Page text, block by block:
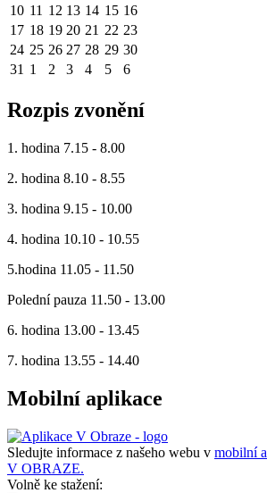
10 11 12 13 14 15 16
17 18 19 20 21 22 23
24 25 26 27 28 29 30
31 1 2 3 4 5 6
Rozpis zvonění
1. hodina 7.15 - 8.00
2. hodina 8.10 - 8.55
3. hodina 9.15 - 10.00
4. hodina 10.10 - 10.55
5.hodina 11.05 - 11.50
Polední pauza 11.50 - 13.00
6. hodina 13.00 - 13.45
7. hodina 13.55 - 14.40
Mobilní aplikace
Sledujte informace z našeho webu v mobilní
V OBRAZE.
Volně ke stažení: